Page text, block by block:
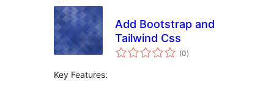
Add Bootstrap and
Tailwind Css
(0celkové
hodnocení
)
Key Features: